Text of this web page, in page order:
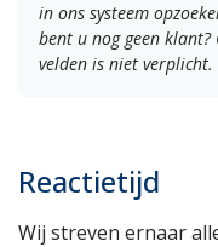
in ons systeem
bent u nog geen
velden is niet verplicht.
Reactietijd
Wij streven ernaar